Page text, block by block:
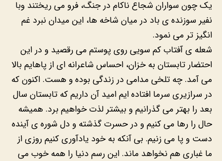
یک چون سواران شجاع ناکام در جنگ، فرو می ریختند وبا
نفیر سوزنده ی باد در میان شاخه ها، این میدان نبرد غم
انگیز تر می نمود.
شعله ی آفتاب کم سویی روی پوستم می رقصید و در این
احتضار تابستان به خزان، احساس شاعرانه ای از پاهایم بالا
می آمد. چه تلخی مدامی در زندگی بوده و هست. اکنون که
در سرازیری سرما افتاده ایم امید آن داریم که تابستان سال
بعد را بهتر می گذرانیم و بیشتر لذت خواهیم برد. همیشه
حال را رها می کنیم و در حسرت گذشته و دل شوره ی آینده
دست و پا می زنیم. بی آنکه به خود یادآوری کنیم روزی از
ما غباری هم نخواهد ماند. این رسم دنیا را همه خوب می